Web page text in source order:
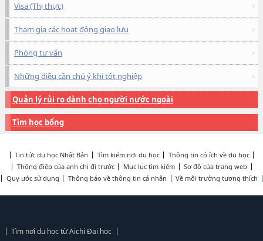
Visa (Thị thực)
Tham gia các hoạt động giao lưu
Phòng tư vấn
Những điều cần chú ý khi tốt nghiệp
Quản lý rủi ro dành cho người nước ngoài
Tìm học bổng
Tin tức du học Nhật Bản Tìm kiếm nơi du học
Thông tin có ích về du học
Thông điệp của anh chị đi trước
Mục lục tìm kiếm
Sơ đồ của trang web
Quy ước sử dụng
Thông báo về thông tin cá nhân Về môi trường tương thích
Tìm nơi du học từ Aichi Đại học